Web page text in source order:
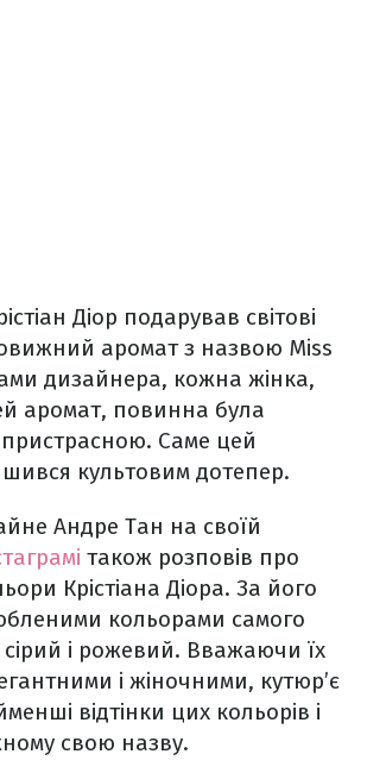
Діор подарував світові
аромат з назвою Miss
дизайнера, кожна жінка,
аромат, повинна була
пристрасною. Саме цей
культовим дотепер.
Андре Тан на своїй
також розповів про
Крістіана Діора. За його
кольорами самого
сірий і рожевий. Вважаючи їх
і жіночними, кутюр’є
відтінки цих кольорів і
свою назву.